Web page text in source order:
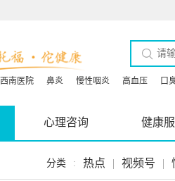
西南医院 鼻炎 慢性咽炎 高血压 口
心理咨询 健康
分类 : 热点 | 视频号 |